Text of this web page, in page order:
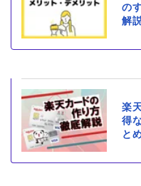
の
解
楽
得
と